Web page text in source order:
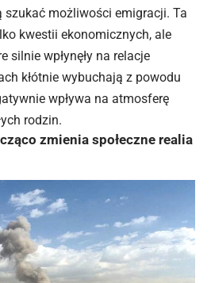
szukać możliwości emigracji. Ta
kwestii ekonomicznych, ale
silnie wpłynęły na relacje
kłótnie wybuchają z powodu
wpływa na atmosferę
rodzin.
zmienia społeczne realia